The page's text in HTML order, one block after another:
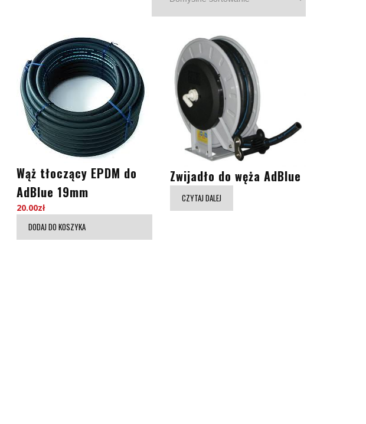
Wąż tłoczący EPDM do
AdBlue 19mm
20.00zł
DODAJ DO KOSZYKA
Zwijadło do węża AdBlue
CZYTAJ DALEJ